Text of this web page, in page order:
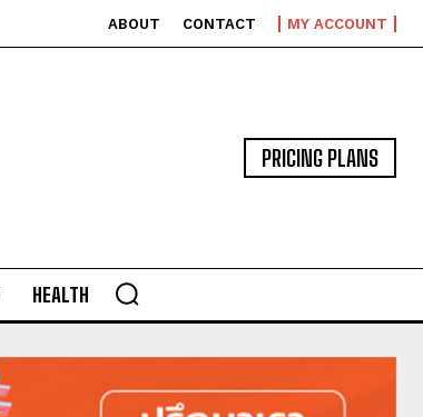
ABOUT CONTACT MY ACCOUNT
PRICING PLANS
HEALTH